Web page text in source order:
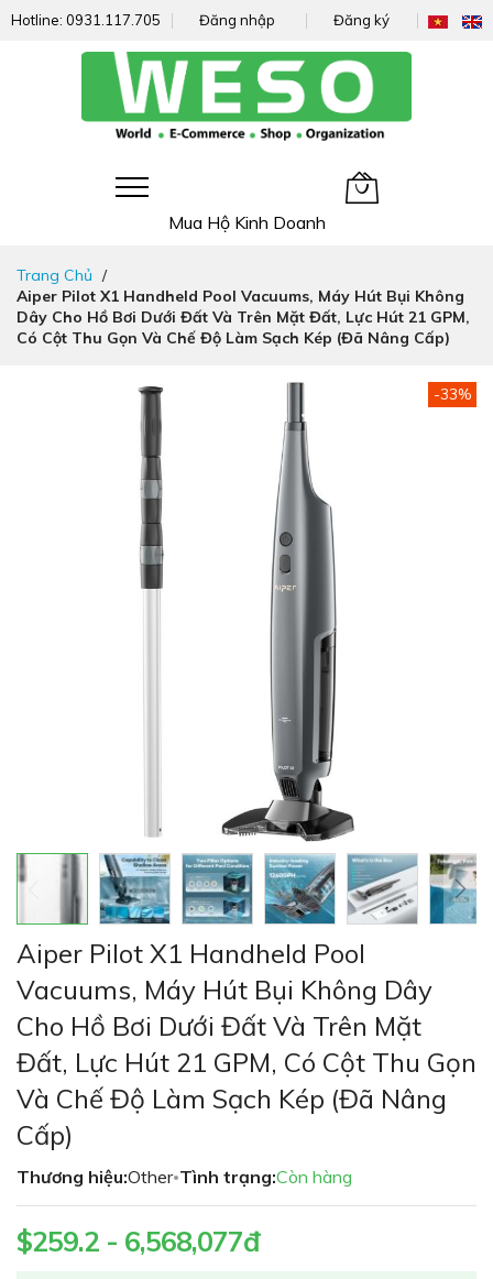
Hotline: 0931.117.705 Đăng nhập Đăng ký
Mua Hộ Kinh Doanh
nhanh
đến
nội
Trang Chủ
Aiper Pilot X1 Handheld Pool Vacuums, Máy Hút Bụi Không
Dây Cho Hồ Bơi Dưới Đất Và Trên Mặt Đất, Lực Hút 21 GPM,
Có Cột Thu Gọn Và Chế Độ Làm Sạch Kép (đã Nâng Cấp)
đến
phần
của
thư
hình
ảnh
-33%
Aiper Pilot X1 Handheld Pool
Vacuums, Máy Hút Bụi Không Dây
Cho Hồ Bơi Dưới Đất Và Trên Mặt
Đất, Lực Hút 21 GPM, Có Cột Thu Gọn
Và Chế Độ Làm Sạch Kép (đã Nâng
Cấp)
Thương hiệu:Other•Tình trạng:Còn hàng
$259.2 - 6,568,077đ